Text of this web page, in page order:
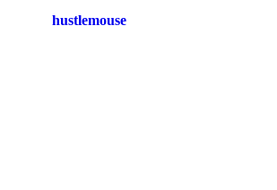
hustlemouse